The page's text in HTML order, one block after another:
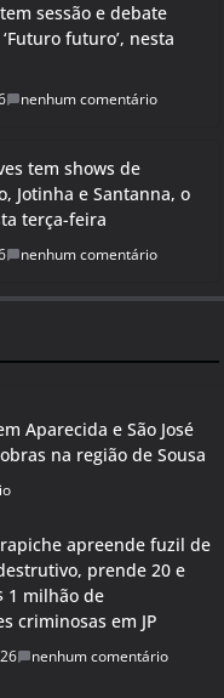
sessão e debate
futuro’, nesta
nenhum comentário
tem shows de
Jotinha e Santanna, o
terça-feira
nenhum comentário
Aparecida e São José
na região de Sousa
apreende fuzil de
prende 20 e
1 milhão de
criminosas em JP
nenhum comentário